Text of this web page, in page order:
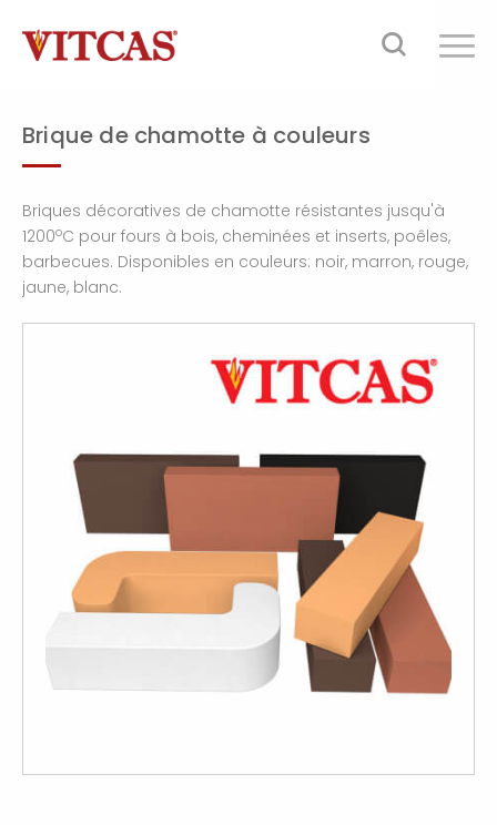
Brique de chamotte à couleurs
Briques décoratives de chamotte résistantes jusqu'à
1200oC pour fours à bois, cheminées et inserts, poêles,
barbecues. Disponibles en couleurs: noir, marron, rouge,
jaune, blanc.